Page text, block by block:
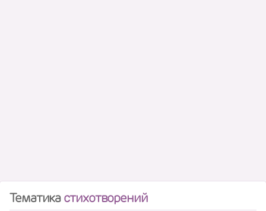
Тематикастихотворений